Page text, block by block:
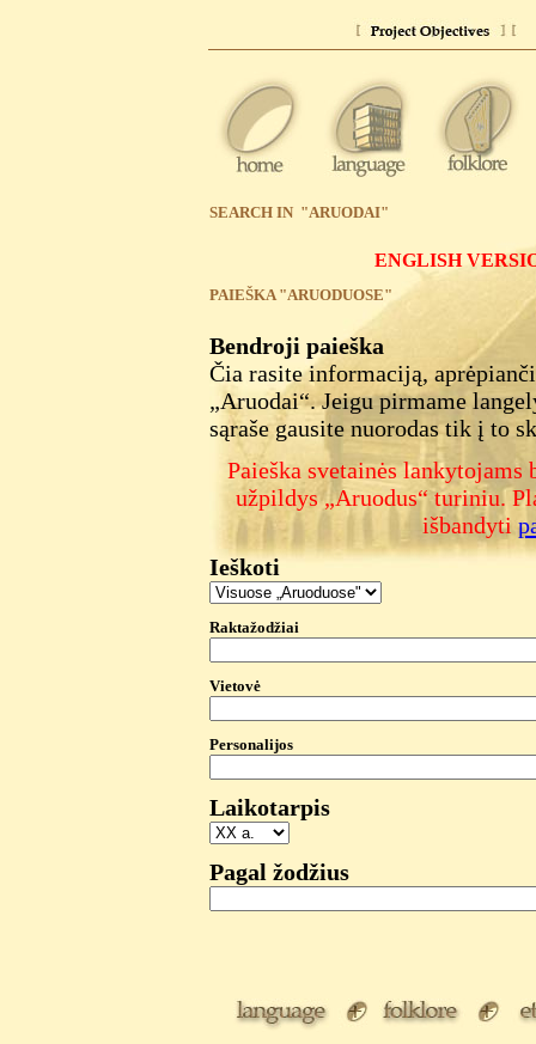
SEARCH IN "ARUODAI"
ENGLISH
PAIEŠKA "ARUODUOSE"
Bendroji paieška
Čia rasite informaciją,
„Aruodai“. Jeigu pirmame
sąraše gausite nuorodas tik į to
Paieška svetainės
užpildys „Aruodus“ turiniu. P
išbandyti
Ieškoti
Raktažodžiai
Vietovė
Personalijos
Laikotarpis
Pagal žodžius